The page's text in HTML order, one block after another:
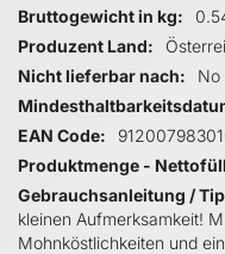
Bruttogewicht in kg
Produzent Land
Nicht lieferbar nach
No
EAN Code
Produktmenge -
Gebrauchsanleitung /
kleinen Aufmerksamkeit!
Mohnköstlichkeiten und